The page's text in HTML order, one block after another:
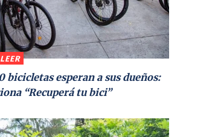
bicicletas esperan a sus dueños:
“Recuperá tu bici”